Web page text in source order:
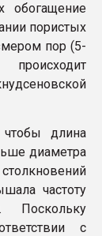
обогащение
пористых
пор (5-
длина
диаметра
частоту
Поскольку
с